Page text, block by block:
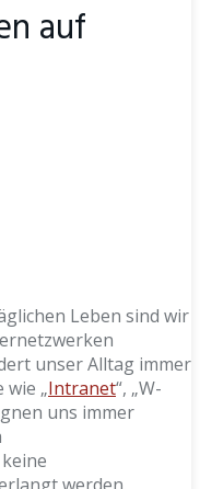
auf
Leben sind wir
unser Alltag immer
wie „Intranet“, „W-
uns immer